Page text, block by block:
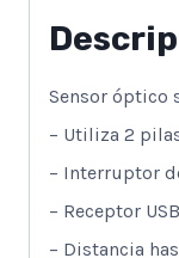
Sensor óptico
– Utiliza 2
– Interruptor
– Receptor
– Distancia